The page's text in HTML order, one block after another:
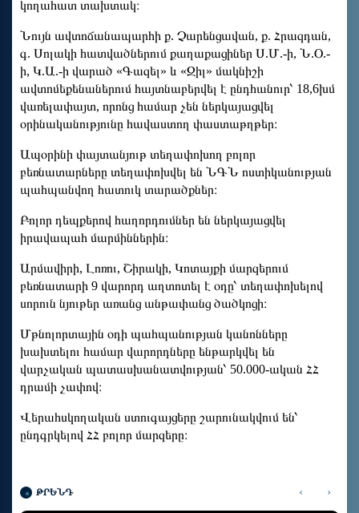
կողահատ տախտակ։
Նույն ավտոճանապարհի ք. Չարենցավան, ք. Հրազդան,
գ. Սոլակի հատվածներում քաղաքացիներ Ս.Մ.-ի, Ն.Օ.-
ի, Կ.Ա.-ի վարած «Գազել» և «Զիլ» մակնիշի
ավտոմեքենաներում հայտնաբերվել է ընդհանուր՝ 18,6խմ
վառելափայտ, որոնց համար չեն ներկայացվել
օրինականությունը հավաստող փաստաթղթեր։
Ապօրինի փայտանյութ տեղափոխող բոլոր
բեռնատարները տեղափոխվել են ՆԳՆ ոստիկանության
պահպանվող հատուկ տարածքներ։
Բոլոր դեպքերով հաղորդումներ են ներկայացվել
իրավապահ մարմիններին։
Արմավիրի, Լոռու, Շիրակի, Կոտայքի մարզերում
բեռնատարի 9 վարորդ աղտոտել է օդը՝ տեղափոխելով
սորուն նյութեր առանց անթափանց ծածկոցի։
Մթնոլորտային օդի պահպանության կանոնները
խախտելու համար վարորդները ենթարկվել են
վարչական պատասխանատվության՝ 50.000-ական ՀՀ
դրամի չափով։
Վերահսկողական ստուգայցերը շարունակվում են՝
ընդգրկելով ՀՀ բոլոր մարզերը։
ԹՐԵՆԴ ‹ ›